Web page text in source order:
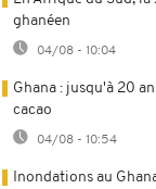
ghanéen
04/08 - 10:04
Ghana : jusqu'à 20
cacao
04/08 - 10:54
Inondations au